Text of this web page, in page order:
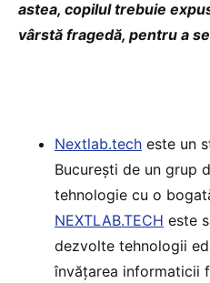
astea, copilul trebuie
vârstă fragedă, pentru a
Nextlab.tech este un
București de un grup
tehnologie cu o
NEXTLAB.TECH este
dezvolte tehnologii
învățarea informaticii